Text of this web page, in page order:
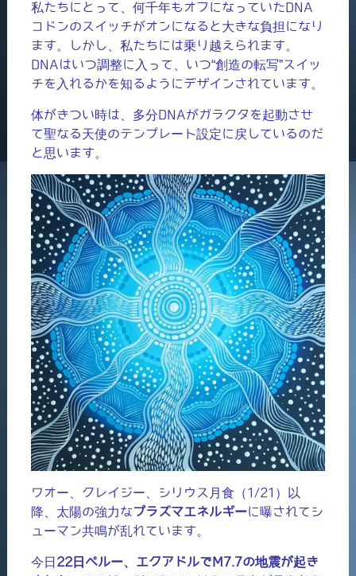
私たちにとって、何千年もオフになっていたDNA
コドンのスイッチがオンになると大きな負担になり
ます。しかし、私たちには乗り越えられます。
DNAはいつ調整に入って、いつ“創造の転写”スイッ
チを入れるかを知るようにデザインされています。
体がきつい時は、多分DNAがガラクタを起動させ
て聖なる天使のテンプレート設定に戻しているのだ
と思います。
ワオー、クレイジー、シリウス月食（1/21）以
降、太陽の強力なプラズマエネルギーに曝されてシ
ューマン共鳴が乱れています。
今日22日ペルー、エクアドルでM7.7の地震が起き